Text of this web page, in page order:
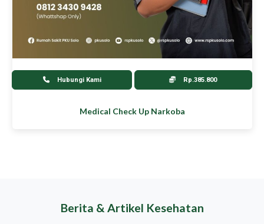
Hubungi Kami Rp.385.800
Medical Check Up Narkoba
Berita & Artikel Kesehatan